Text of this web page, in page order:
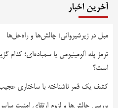
آخرین اخبار
مبل در زیرشیروانی؛ چالش‌ها و راه‌حل‌ها
ترمز پله آلومینیومی یا سمباده‌ای؛ کدام
است؟
کشف یک قمر ناشناخته با ساختاری
بررسی چالش‌ها و لزوم ارتقای امنیت